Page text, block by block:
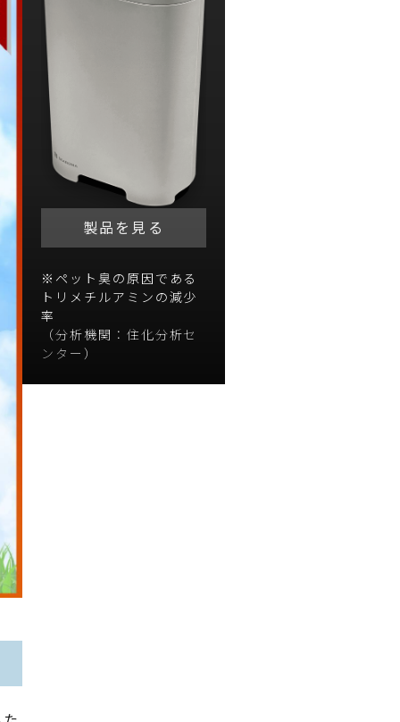
製品を見る
※ペット臭の原因である
トリメチルアミンの減少
率
（分析機関：住化分析セ
ンター）